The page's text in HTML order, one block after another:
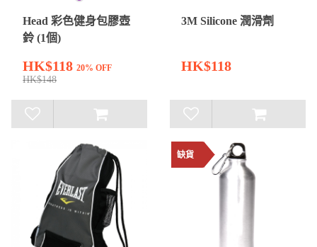
Head 彩色健身包膠壺
鈴 (1個)
HK$118 20% OFF
HK$148
3M Silicone 潤滑劑
HK$118
缺貨